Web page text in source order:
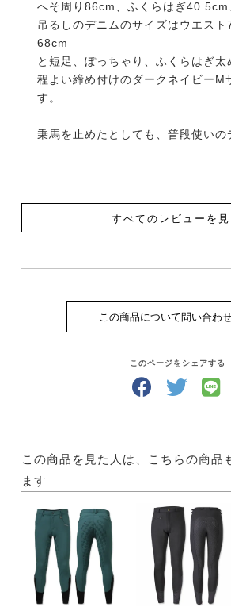
へそ周り86cm、ふくらはぎ40.5cm
吊るしのデニムのサイズはウエスト
68cm
と短足、ぽっちゃり、ふくらはぎ太
程よい締め付けのダークネイビーM
す。
乗馬を止めたとしても、普段使いの
すべてのレビューを見
この商品について問い合わ
このページをシェアする
この商品を見た人は、こちらの商品
ます